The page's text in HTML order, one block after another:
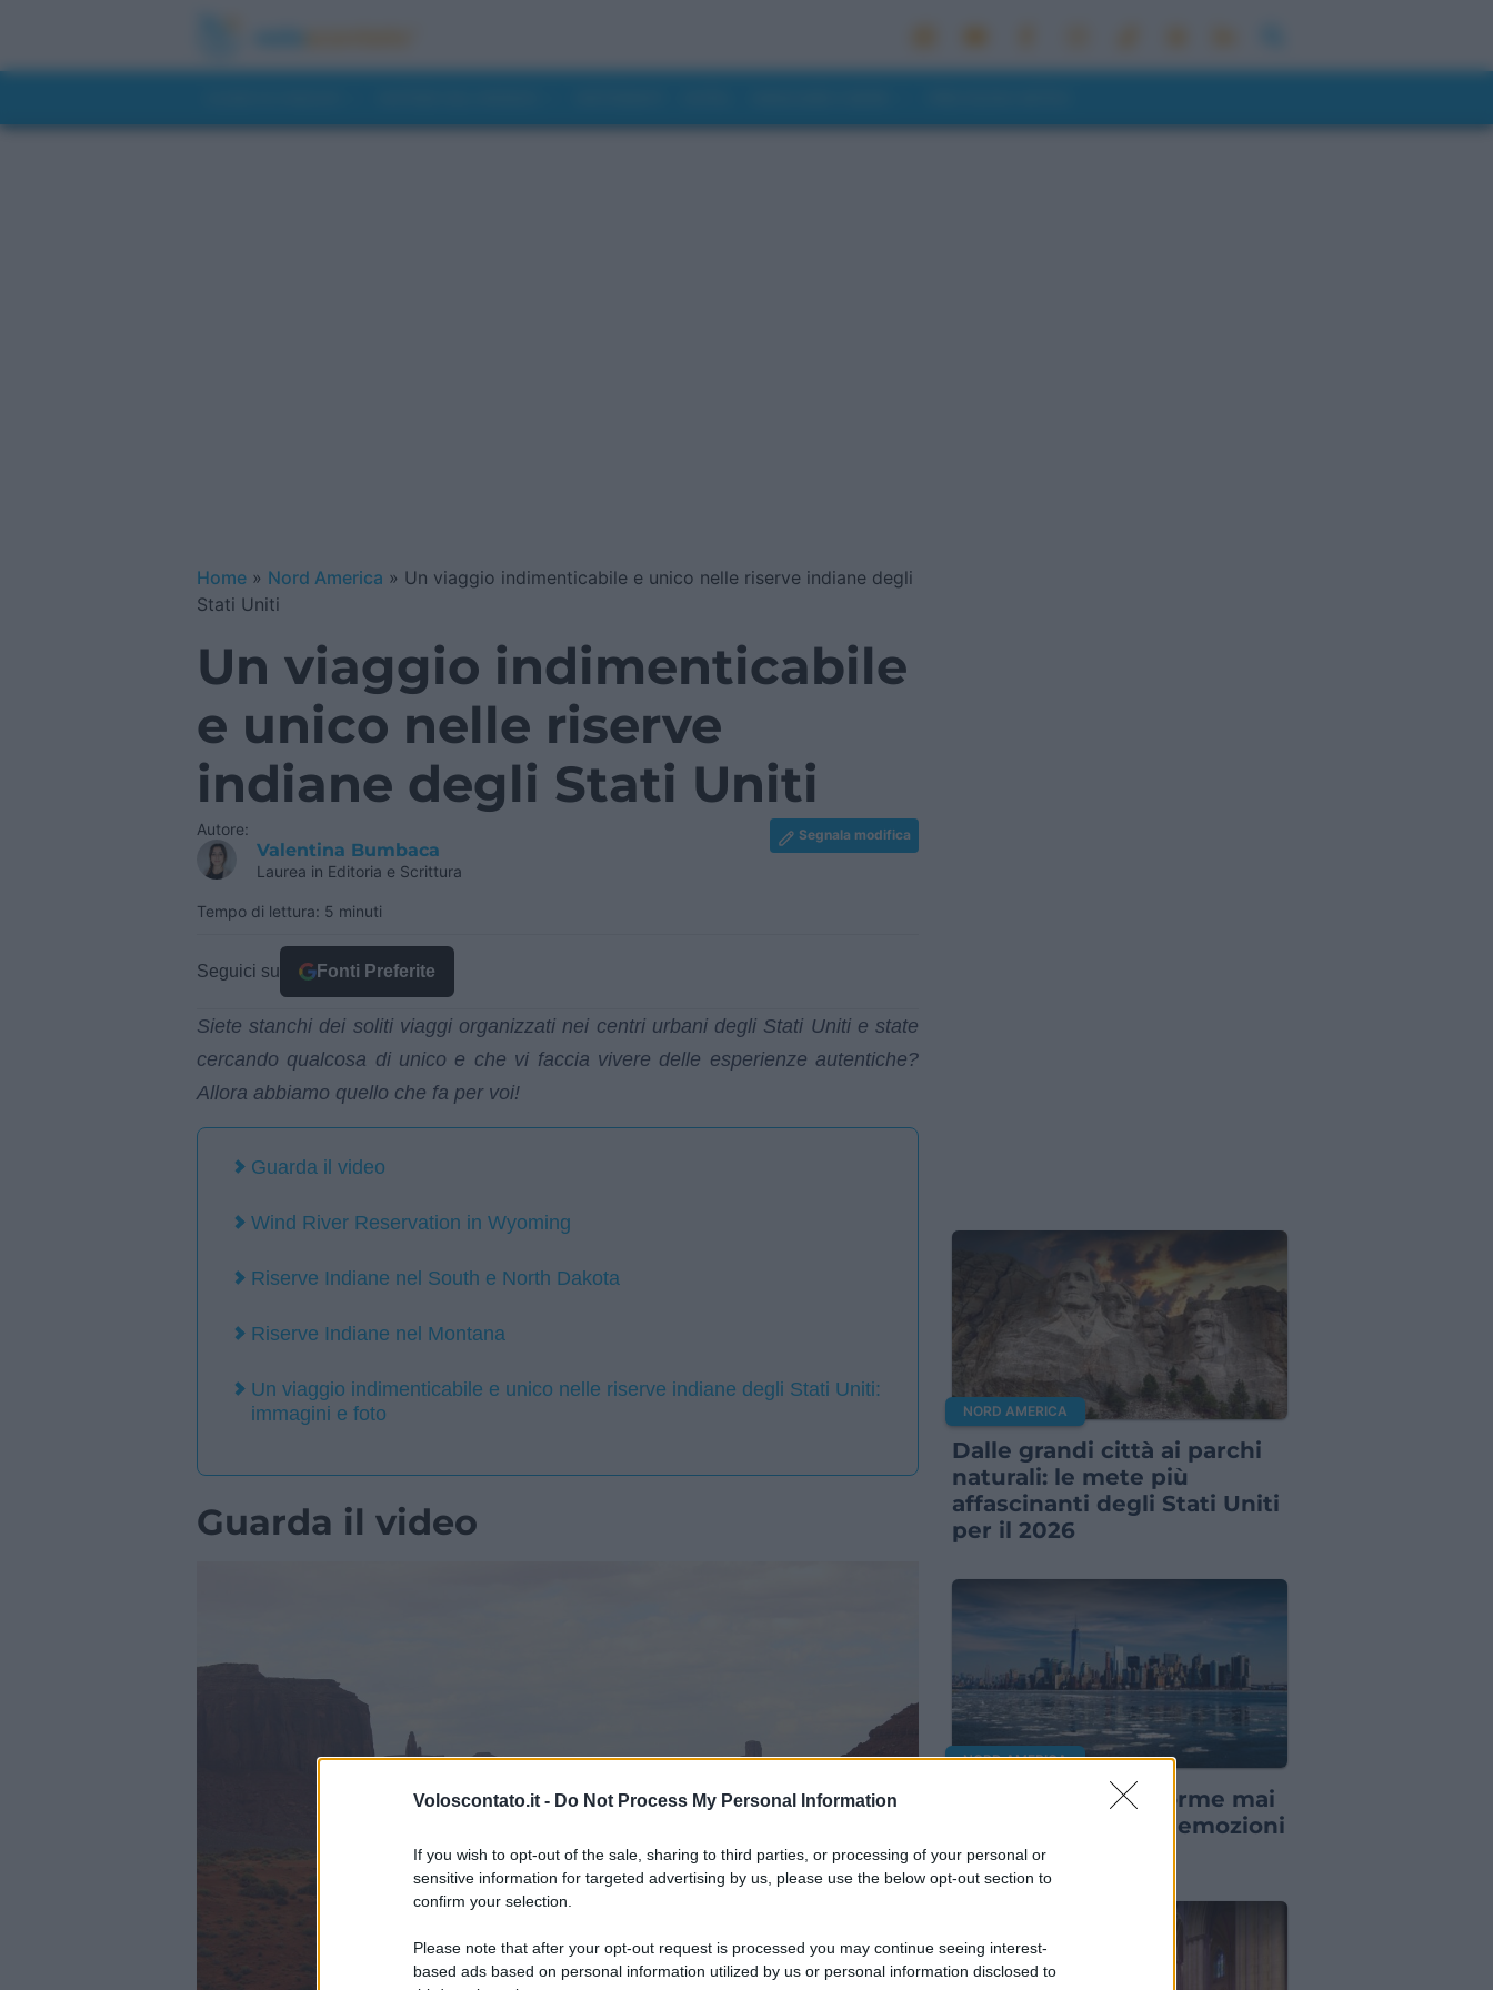
Voloscontato.it - Do Not Process My Personal Information
If you wish to opt-out of the sale, sharing to third parties, or processing of your personal or
sensitive information for targeted advertising by us, please use the below opt-out section to
confirm your selection.
Please note that after your opt-out request is processed you may continue seeing interest-
based ads based on personal information utilized by us or personal information disclosed to
Home » Nord America » Un viaggio indimenticabile e unico nelle riserve indiane degli
Stati Uniti
Un viaggio indimenticabile
e unico nelle riserve
indiane degli Stati Uniti
Autore:
Valentina Bumbaca
Laurea in Editoria e Scrittura
Segnala modifica
Tempo di lettura: 5 minuti
Seguici su Fonti Preferite
Siete stanchi dei soliti viaggi organizzati nei centri urbani degli Stati Uniti e state
cercando qualcosa di unico e che vi faccia vivere delle esperienze autentiche?
Allora abbiamo quello che fa per voi!
Guarda il video
Wind River Reservation in Wyoming
Riserve Indiane nel South e North Dakota
Riserve Indiane nel Montana
Un viaggio indimenticabile e unico nelle riserve indiane degli Stati Uniti:
immagini e foto
Guarda il video
NORD AMERICA
Dalle grandi città ai parchi
naturali: le mete più
affascinanti degli Stati Uniti
per il 2026
NORD AMERICA
La città che non dorme mai
nel 2026 promette emozioni
ancora più grandi